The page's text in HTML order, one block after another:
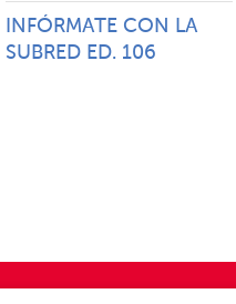
INFÓRMATE CON LA
SUBRED ED. 106